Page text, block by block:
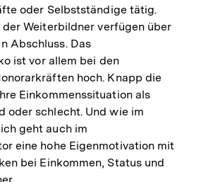
oder Selbstständige tätig.
Weiterbildner verfügen über
Abschluss. Das
ist vor allem bei den
hoch. Knapp die
Einkommenssituation als
oder schlecht. Und wie im
geht auch im
eine hohe Eigenmotivation mit
bei Einkommen, Status und